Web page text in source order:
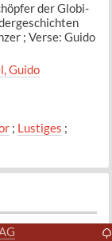
der Globi-
; Verse: Guido
Guido
; Lustiges ;